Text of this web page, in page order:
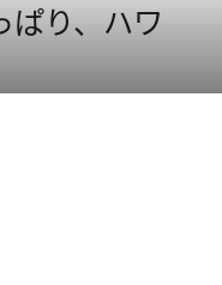
ぱり、ハワ